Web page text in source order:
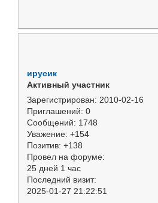
ирусик
Активный участник
Зарегистрирован: 2010-02-16
Приглашений: 0
Сообщений: 1748
Уважение: +154
Позитив: +138
Провел на форуме:
25 дней 1 час
Последний визит:
2025-01-27 21:22:51